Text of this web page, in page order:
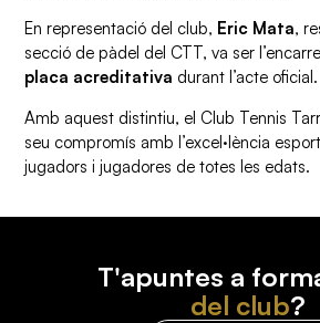
En representació del club, Eric Mata,
secció de pàdel del CTT, va ser
placa acreditativa durant l’acte oficial.
Amb aquest distintiu, el Club Tennis
seu compromís amb l’excel·lència
jugadors i jugadores de totes les edats.
T'apuntes a
del club?